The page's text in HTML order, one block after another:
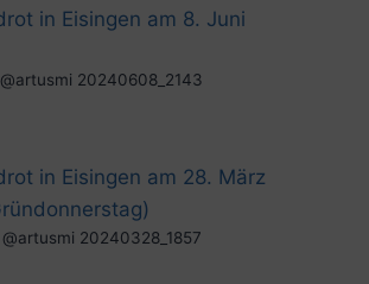
@artusmi 20240608_2143
@artusmi 20240328_1857